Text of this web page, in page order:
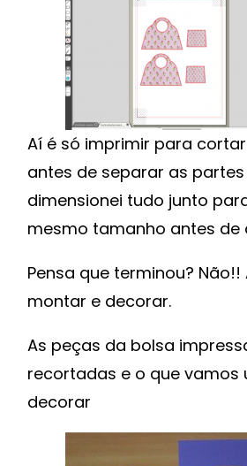
Aí é só imprimir para
antes de separar as
dimensionei tudo junto
mesmo tamanho antes de
Pensa que terminou?
montar e decorar.
As peças da bolsa
recortadas e o que vamos
decorar